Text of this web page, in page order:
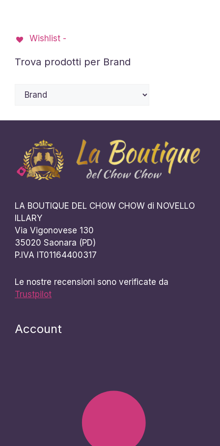
Wishlist -
Trova prodotti per Brand
LA BOUTIQUE DEL CHOW CHOW di NOVELLO
ILLARY
Via Vigonovese 130
35020 Saonara (PD)
P.IVA IT01164400317
Le nostre recensioni sono verificate da
Trustpilot
Account